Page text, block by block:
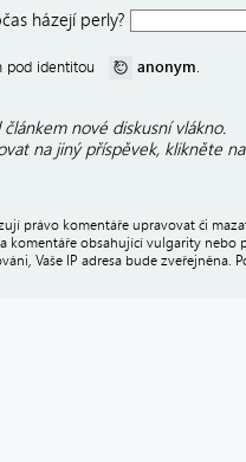
házejí perly?
pod identitou anonym.
nové diskusní vlákno.
na jiný příspěvek, klikněte
právo komentáře upravovat či
komentáře obsahující vulgarity nebo
Vaše IP adresa bude